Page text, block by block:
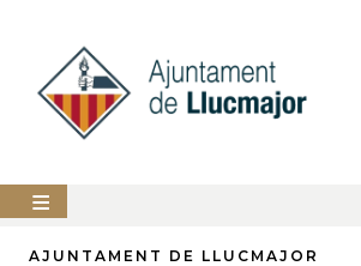
contingut
AJUNTAMENT
AJUNTAMENT DE LLUCMAJOR